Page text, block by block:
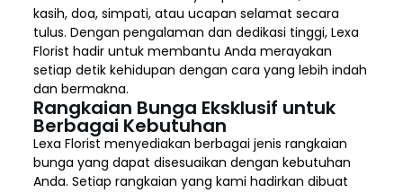
kasih, doa, simpati, atau ucapan selamat secara
tulus. Dengan pengalaman dan dedikasi tinggi, Lexa
Florist hadir untuk membantu Anda merayakan
setiap detik kehidupan dengan cara yang lebih indah
dan bermakna.
Rangkaian Bunga Eksklusif untuk
Berbagai Kebutuhan
Lexa Florist menyediakan berbagai jenis rangkaian
bunga yang dapat disesuaikan dengan kebutuhan
Anda. Setiap rangkaian yang kami hadirkan dibuat